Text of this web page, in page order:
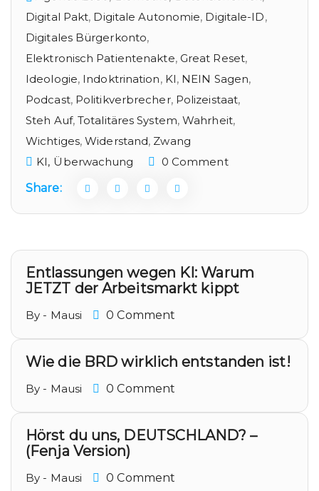
Digital Pakt, Digitale Autonomie, Digitale-ID,
Digitales Bürgerkonto,
Elektronisch Patientenakte, Great Reset,
Ideologie, Indoktrination, KI, NEIN Sagen,
Podcast, Politikverbrecher, Polizeistaat,
Steh Auf,Totalitäres System,Wahrheit,
Wichtiges,Widerstand, Zwang
KI, Überwachung
0 Comment
Share:
Entlassungen wegen KI: Warum
JETZT der Arbeitsmarkt kippt
By - Mausi 0 Comment
Wie die BRD wirklich entstanden ist!
By - Mausi 0 Comment
Hörst du uns, DEUTSCHLAND? –
(Fenja Version)
By - Mausi 0 Comment